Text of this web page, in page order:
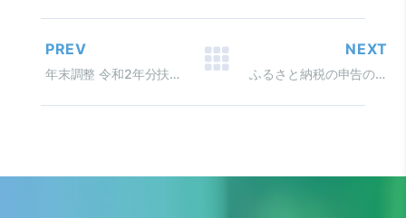
PREV
年末調整 令和2年分扶養控除等申告書
NEXT
ふるさと納税の申告のおさらい